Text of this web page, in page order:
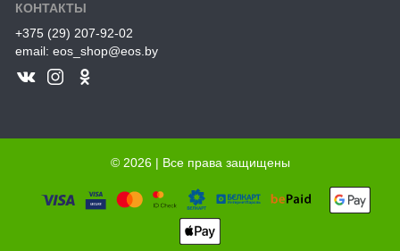
КОНТАКТЫ
+375 (29) 207-92-02
email: eos_shop@eos.by
© 2026 | Все права защищены